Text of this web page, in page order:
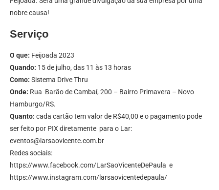
nobre causa!
Serviço
O que: Feijoada 2023
Quando: 15 de julho, das 11 às 13 horas
Como: Sistema Drive Thru
Onde: Rua Barão de Cambaí, 200 – Bairro Primavera – Novo
Hamburgo/RS.
Quanto: cada cartão tem valor de R$40,00 e o pagamento pode
ser feito por PIX diretamente para o Lar:
eventos@larsaovicente.com.br
Redes sociais:
https://www.facebook.com/LarSaoVicenteDePaula e
https://www.instagram.com/larsaovicentedepaula/